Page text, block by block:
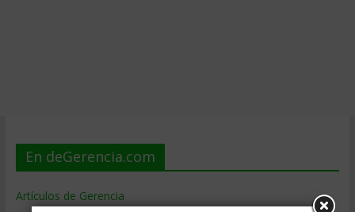
En deGerencia.com
Artículos de Gerencia